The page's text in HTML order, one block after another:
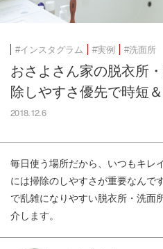
#インスタグラム #実例 #洗面所
おさよさん家の脱衣所
除しやすさ優先で時短
2018.12.6
毎日使う場所だから、いつもキレ
には掃除のしやすさが重要なんで
で乱雑になりやすい脱衣所・洗面
介します。